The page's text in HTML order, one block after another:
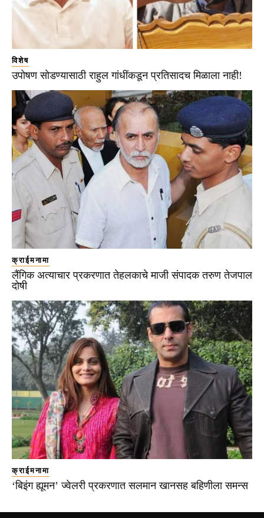
विशेष
उपोषण सोडण्यासाठी राहुल गांधींकडून प्रतिसादच मिळाला नाही!
क्राईमनामा
लैंगिक अत्याचार प्रकरणात तेहलकाचे माजी संपादक तरुण तेजपाल
दोषी
क्राईमनामा
‘बिइंग ह्यूमन’ ज्वेलरी प्रकरणात सलमान खानसह बहिणीला समन्स